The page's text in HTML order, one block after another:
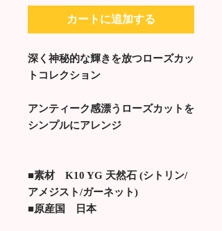
カートに追加する
深く神秘的な輝きを放つローズカッ
トコレクション
アンティーク感漂うローズカットを
シンプルにアレンジ
■素材 K10 YG 天然石 (シトリン/
アメジスト/ガーネット)
■原産国 日本